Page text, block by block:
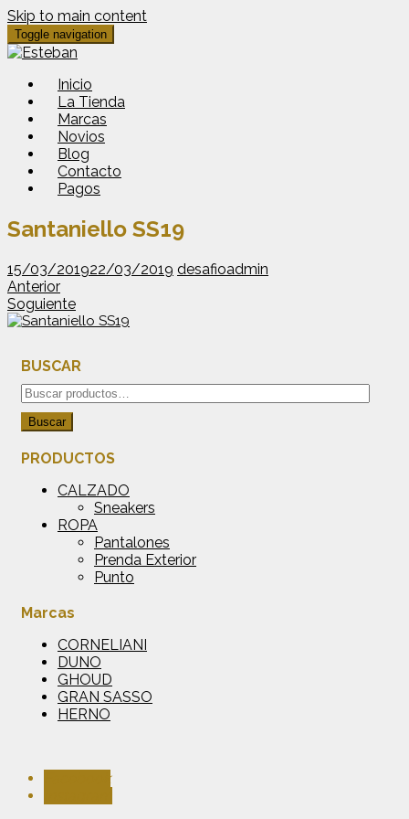
Skip to main content
Toggle navigation
Inicio
La Tienda
Marcas
Novios
Blog
Contacto
Pagos
Santaniello SS19
15/03/201922/03/2019 desafioadmin
Anterior
Soguiente
BUSCAR
Buscar
por:
Buscar
PRODUCTOS
CALZADO
Sneakers
ROPA
Pantalones
Prenda Exterior
Punto
Marcas
CORNELIANI
DUNO
GHOUD
GRAN SASSO
HERNO